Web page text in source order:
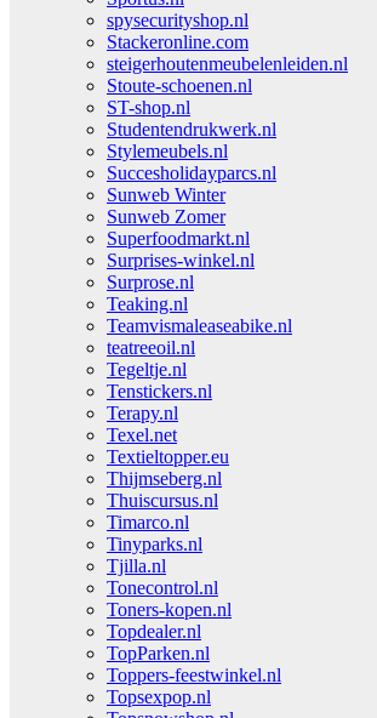
spysecurityshop.nl
Stackeronline.com
steigerhoutenmeubelenleiden.nl
Stoute-schoenen.nl
ST-shop.nl
Studentendrukwerk.nl
Stylemeubels.nl
Succesholidayparcs.nl
Sunweb Winter
Sunweb Zomer
Superfoodmarkt.nl
Surprises-winkel.nl
Surprose.nl
Teaking.nl
Teamvismaleaseabike.nl
teatreeoil.nl
Tegeltje.nl
Tenstickers.nl
Terapy.nl
Texel.net
Textieltopper.eu
Thijmseberg.nl
Thuiscursus.nl
Timarco.nl
Tinyparks.nl
Tjilla.nl
Tonecontrol.nl
Toners-kopen.nl
Topdealer.nl
TopParken.nl
Toppers-feestwinkel.nl
Topsexpop.nl